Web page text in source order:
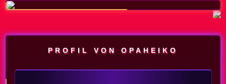
PROFIL VON OPAHEIKO